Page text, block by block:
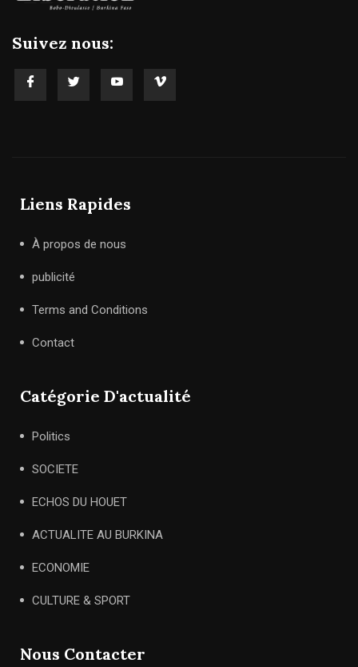
Suivez nous:
Liens Rapides
À propos de nous
publicité
Terms and Conditions
Contact
Catégorie D'actualité
Politics
SOCIETE
ECHOS DU HOUET
ACTUALITE AU BURKINA
ECONOMIE
CULTURE & SPORT
Nous Contacter